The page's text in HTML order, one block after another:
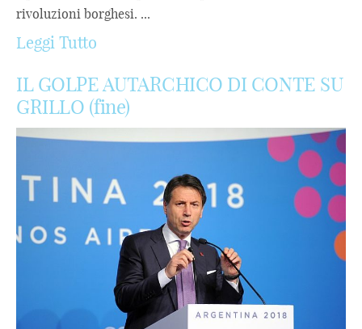
rivoluzioni borghesi. ...
Leggi Tutto
IL GOLPE AUTARCHICO DI CONTE SU
GRILLO (fine)